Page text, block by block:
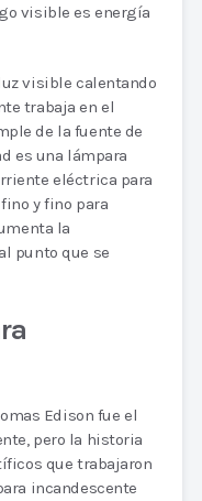
visible es energía
visible calentando
trabaja en el
de la fuente de
es una lámpara
eléctrica para
y fino para
la
punto que se
Edison fue el
pero la historia
que trabajaron
incandescente